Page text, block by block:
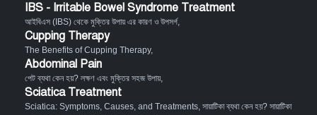
IBS - Irritable Bowel Syndrome Treatment
আইবিএস (IBS) থেকে মুক্তির উপায় এর কারণ ও উপসর্গ,
Cupping Therapy
The Benefits of Cupping Therapy,
Abdominal Pain
পেট ব্যথা কেন হয়? লক্ষণ এবং মুক্তির সহজ উপায়,
Sciatica Treatment
Sciatica: Symptoms, Causes, and Treatments, সায়াটিকা ব্যথা কেন হয়? সায়াটিকা